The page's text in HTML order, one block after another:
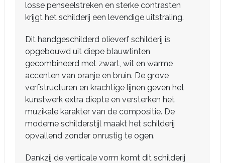
losse penseelstreken en sterke contrasten
krijgt het schilderij een levendige uitstraling.
Dit handgeschilderd olieverf schilderij is
opgebouwd uit diepe blauwtinten
gecombineerd met zwart, wit en warme
accenten van oranje en bruin. De grove
verfstructuren en krachtige lijnen geven het
kunstwerk extra diepte en versterken het
muzikale karakter van de compositie. De
moderne schilderstijl maakt het schilderij
opvallend zonder onrustig te ogen.
Dankzij de verticale vorm komt dit schilderij